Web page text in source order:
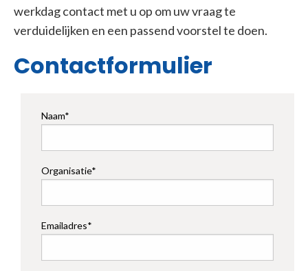
werkdag contact met u op om uw vraag te
verduidelijken en een passend voorstel te doen.
Contactformulier
Naam*
Organisatie*
Emailadres*